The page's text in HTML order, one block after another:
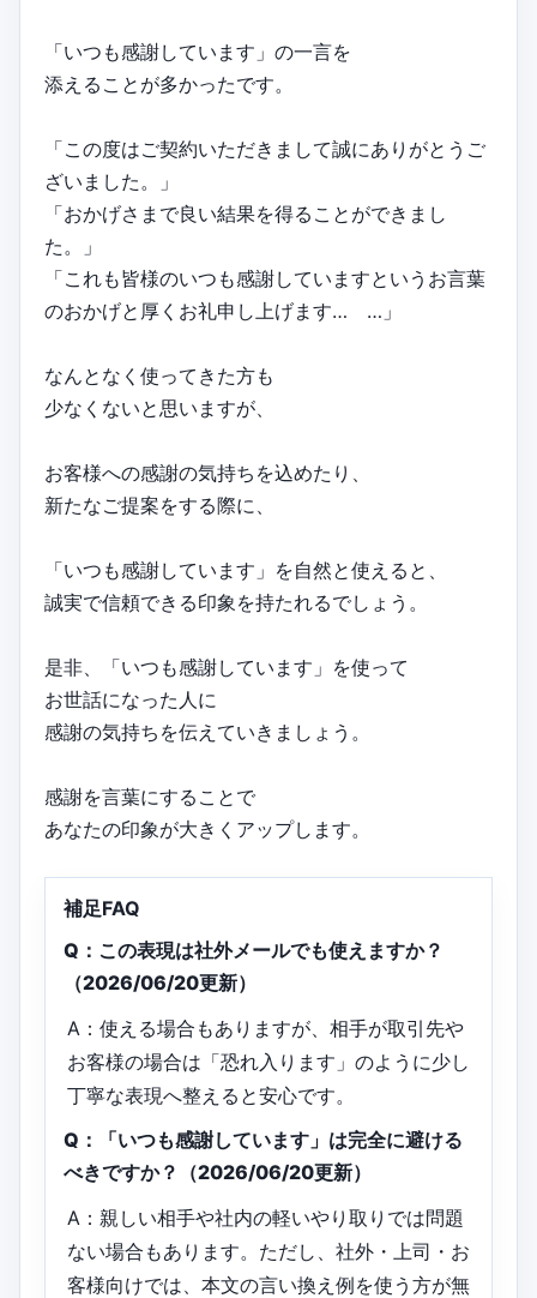
「いつも感謝しています」の一言を
添えることが多かったです。
「この度はご契約いただきまして誠にありがとうご
ざいました。」
「おかげさまで良い結果を得ることができまし
た。」
「これも皆様のいつも感謝していますというお言葉
のおかげと厚くお礼申し上げます… …」
なんとなく使ってきた方も
少なくないと思いますが、
お客様への感謝の気持ちを込めたり、
新たなご提案をする際に、
「いつも感謝しています」を自然と使えると、
誠実で信頼できる印象を持たれるでしょう。
是非、「いつも感謝しています」を使って
お世話になった人に
感謝の気持ちを伝えていきましょう。
感謝を言葉にすることで
あなたの印象が大きくアップします。
補足FAQ
Q：この表現は社外メールでも使えますか？
（2026/06/20更新）
A：使える場合もありますが、相手が取引先や
お客様の場合は「恐れ入ります」のように少し
丁寧な表現へ整えると安心です。
Q：「いつも感謝しています」は完全に避ける
べきですか？（2026/06/20更新）
A：親しい相手や社内の軽いやり取りでは問題
ない場合もあります。ただし、社外・上司・お
客様向けでは、本文の言い換え例を使う方が無